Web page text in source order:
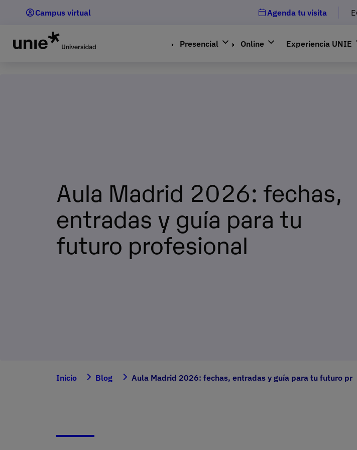
principal
Campus virtual Agenda tu visita
Presencial Online Experiencia UNIE
Aula Madrid 2026: fechas,
entradas y guía para tu
futuro profesional
Inicio Blog Aula Madrid 2026: fechas, entradas y guía para tu futuro